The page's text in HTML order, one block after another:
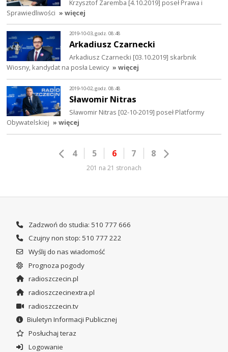
Krzysztof Zaremba [4.10.2019] poseł Prawa i
Sprawiedliwości » więcej
2019-10-03, godz. 08:48
Arkadiusz Czarnecki
Arkadiusz Czarnecki [03.10.2019] skarbnik
Wiosny, kandydat na posła Lewicy » więcej
2019-10-02, godz. 08:48
Sławomir Nitras
Sławomir Nitras [02-10-2019] poseł Platformy
Obywatelskiej » więcej
4 5 6 7 8
201 na 21 stronach
Zadzwoń do studia: 510 777 666
Czujny non stop: 510 777 222
Wyślij do nas wiadomość
Prognoza pogody
radioszczecin.pl
radioszczecinextra.pl
radioszczecin.tv
Biuletyn Informacji Publicznej
Posłuchaj teraz
Logowanie